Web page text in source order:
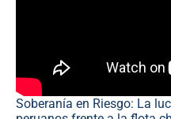
Soberanía en Riesgo: La